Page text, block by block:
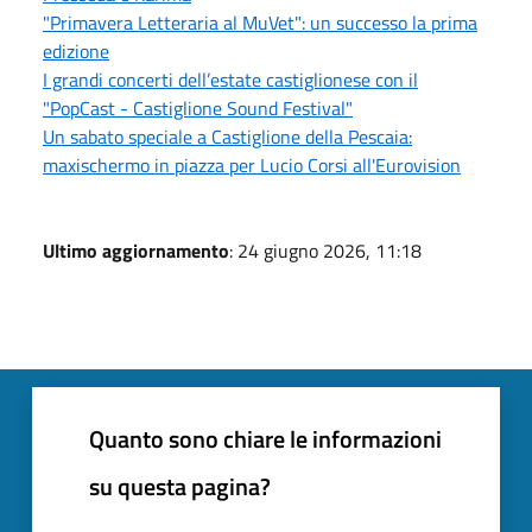
"Primavera Letteraria al MuVet": un successo la prima
edizione
I grandi concerti dell’estate castiglionese con il
"PopCast - Castiglione Sound Festival"
Un sabato speciale a Castiglione della Pescaia:
maxischermo in piazza per Lucio Corsi all'Eurovision
Ultimo aggiornamento: 24 giugno 2026, 11:18
Quanto sono chiare le informazioni
su questa pagina?